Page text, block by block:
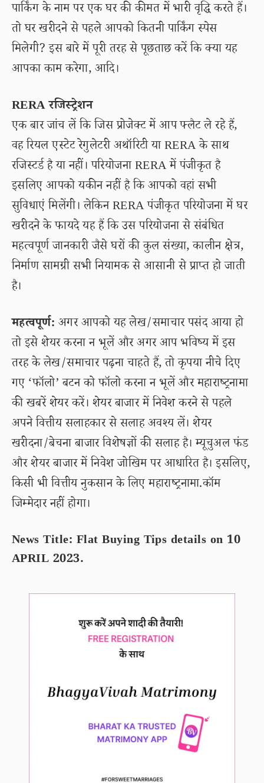
पार्किंग के नाम पर एक घर की कीमत में भारी वृद्धि करते हैं।
तो घर खरीदने से पहले आपको कितनी पार्किंग स्पेस
मिलेगी? इस बारे में पूरी तरह से पूछताछ करें कि क्या यह
आपका काम करेगा, आदि।
RERA रजिस्ट्रेशन
एक बार जांच लें कि जिस प्रोजेक्ट में आप फ्लैट ले रहे हैं,
वह रियल एस्टेट रेगुलेटरी अथॉरिटी या RERA के साथ
रजिस्टर्ड है या नहीं। परियोजना RERA में पंजीकृत है
इसलिए आपको यकीन नहीं है कि आपको वहां सभी
सुविधाएं मिलेंगी। लेकिन RERA पंजीकृत परियोजना में घर
खरीदने के फायदे यह हैं कि उस परियोजना से संबंधित
महत्वपूर्ण जानकारी जैसे घरों की कुल संख्या, कालीन क्षेत्र,
निर्माण सामग्री सभी नियामक से आसानी से प्राप्त हो जाती
है।
महत्वपूर्ण: अगर आपको यह लेख/समाचार पसंद आया हो
तो इसे शेयर करना न भूलें और अगर आप भविष्य में इस
तरह के लेख/समाचार पढ़ना चाहते हैं, तो कृपया नीचे दिए
गए ‘फॉलो’ बटन को फॉलो करना न भूलें और महाराष्ट्रनामा
की खबरें शेयर करें। शेयर बाजार में निवेश करने से पहले
अपने वित्तीय सलाहकार से सलाह अवश्य लें। शेयर
खरीदना/बेचना बाजार विशेषज्ञों की सलाह है। म्यूचुअल फंड
और शेयर बाजार में निवेश जोखिम पर आधारित है। इसलिए,
किसी भी वित्तीय नुकसान के लिए महाराष्ट्रनामा.कॉम
जिम्मेदार नहीं होगा।
News Title: Flat Buying Tips details on 10
APRIL 2023.